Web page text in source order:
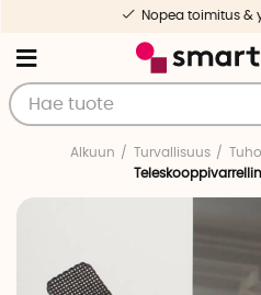
Nopea toimitus &
Alkuun Turvallisuus